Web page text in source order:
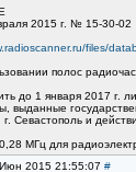
2015 г. № 15-30-02
files/
полос
до 1 января 2017 г.
выданные
г. Севастополь и
МГц для
2015 21:55:07 #